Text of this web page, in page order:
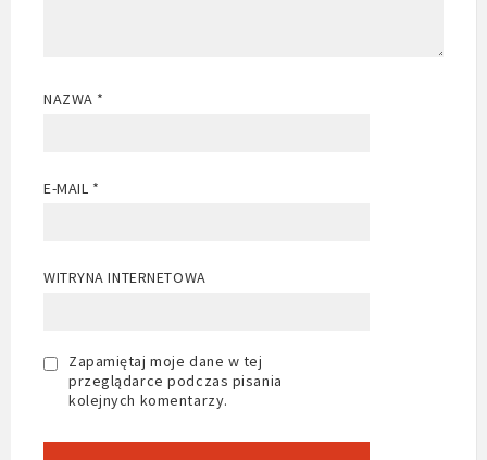
NAZWA *
E-MAIL *
WITRYNA INTERNETOWA
Zapamiętaj moje dane w tej
przeglądarce podczas pisania
kolejnych komentarzy.